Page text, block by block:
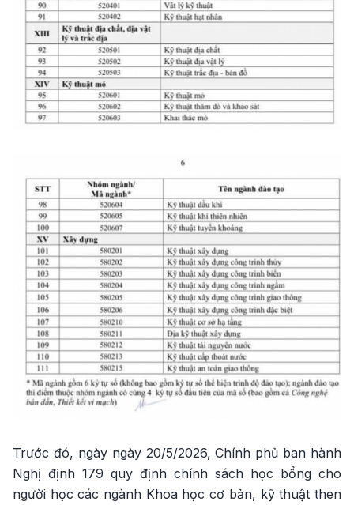
Trước đó, ngày ngày 20/5/2026, Chính phủ ban hành
Nghị định 179 quy định chính sách học bổng cho
người học các ngành Khoa học cơ bản, kỹ thuật then